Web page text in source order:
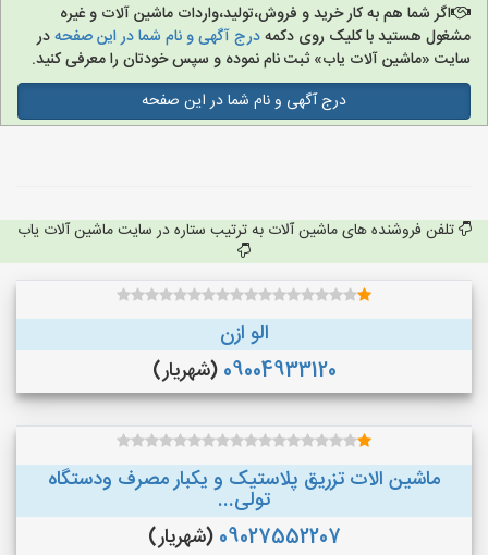
اگر شما هم به کار خرید و فروش،تولید،واردات ماشین آلات و غیره
مشغول هستید با کلیک روی دکمهدرج آگهی و نام شما در این صفحهدر
سایت «ماشین آلات یاب» ثبت نام نموده و سپس خودتان را معرفی کنید.
درج آگهی و نام شما در این صفحه
تلفن فروشنده های ماشین آلات به ترتیب ستاره در سایت ماشین آلات یاب
الو ازن
09004933120 (شهریار)
ماشین الات تزریق پلاستیک و یکبار مصرف ودستگاه
تولی...
09027552207 (شهریار)